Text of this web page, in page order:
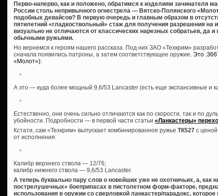
Перво-наперво, как и положено, обратимся к изделиям зачинателя
России столь непривычного огнестрела — Вятско-Полянского
подобных девайсов? В первую очередь и главным образом в
пятилетний «гладкоствольный» стаж для получения разрешения на
визуально не отличаются от классических нарезных собратьев, да
обычными ружьями.
Но вернемся к героям нашего рассказа. Под них ЗАО «Техкрим»
сначала появились патроны, а затем соответствующее оружие. Это
«Молот»):
А это — куда более мощный 9,6/53 Lancaster (есть еще экспансивные и
Естественно, они очень сильно отличаются как по скорости, так и по
убойности. Подробности — в первой части статьи «Ланкастеры»
Кстати, сам «Техкрим» выпускает комбинированное ружье ТК527 с
от исполнения:
Калибр верхнего ствола — 12/76;
калибр нижнего ствола — 9,6/53 Lancaster.
А теперь буквально пару слов о новейших уже не охотничьих, а, как
пострелушечных» боеприпасах в пистолетном форм-факторе,
использования в оружии со сверловкой ланкастер/парадокс,